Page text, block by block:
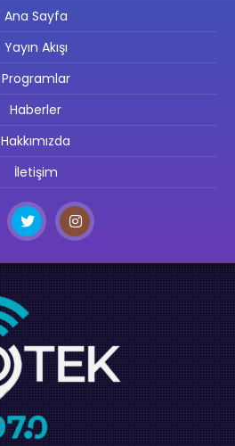
Ana Sayfa
Yayın Akışı
Programlar
Haberler
Hakkımızda
İletişim